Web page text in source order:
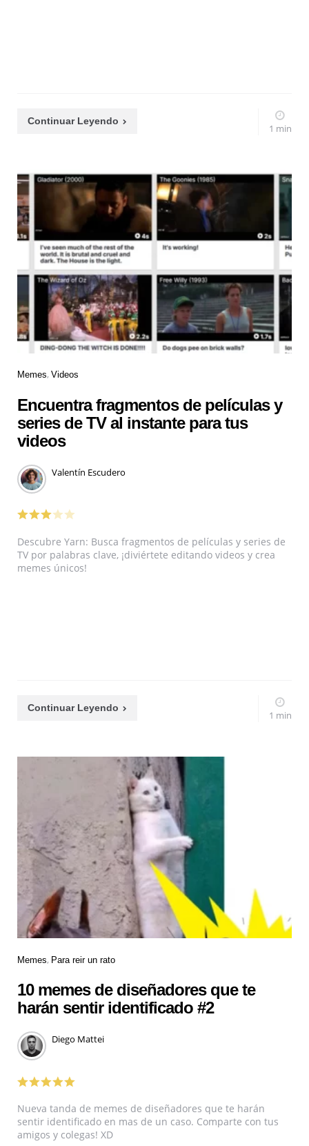
Continuar Leyendo
1 min
Memes Videos
Encuentra fragmentos de películas y
series de TV al instante para tus
videos
Valentín Escudero
Descubre Yarn: Busca fragmentos de películas y series de
TV por palabras clave, ¡diviértete editando videos y crea
memes únicos!
Continuar Leyendo
1 min
Memes Para reir un rato
10 memes de diseñadores que te
harán sentir identificado #2
Diego Mattei
Nueva tanda de memes de diseñadores que te harán
sentir identificado en mas de un caso. Comparte con tus
amigos y colegas! XD